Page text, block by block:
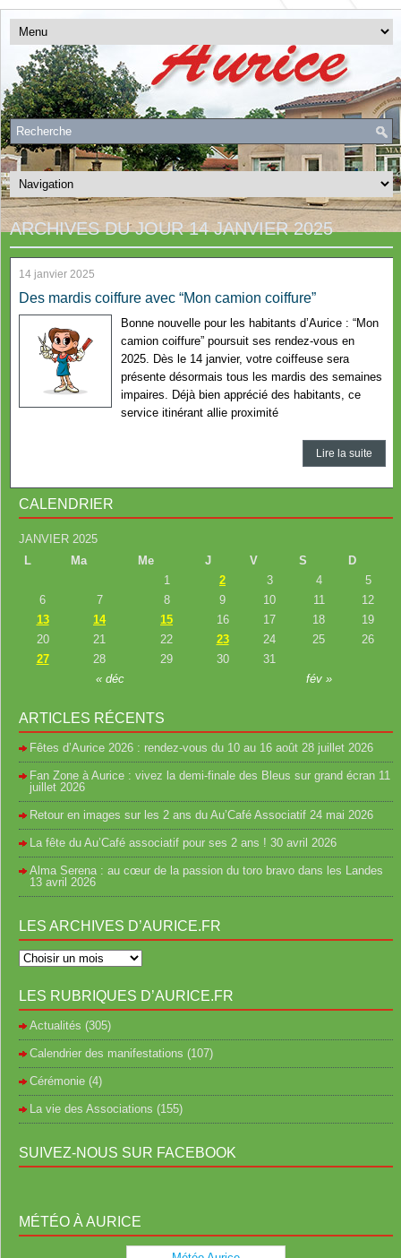
ARCHIVES DU JOUR14 JANVIER 2025
14 janvier 2025
Des mardis coiffure avec “Mon camion coiffure”
Bonne nouvelle pour les habitants d’Aurice : “Mon
camion coiffure” poursuit ses rendez-vous en
2025. Dès le 14 janvier, votre coiffeuse sera
présente désormais tous les mardis des semaines
impaires. Déjà bien apprécié des habitants, ce
service itinérant allie proximité
Lire la suite
CALENDRIER
JANVIER 2025
L
Ma Me J V S D
« déc fév »
1 2 3 4
5
6
7 8 9 10 11
12
13
14 15 16 17 18
19
20
21 22 23 24 25
26
27
28 29 30 31
ARTICLES RÉCENTS
Fêtes d’Aurice 2026 : rendez-vous du 10 au 16 août 28 juillet 2026
Fan Zone à Aurice : vivez la demi-finale des Bleus sur grand écran 11
juillet 2026
Retour en images sur les 2 ans du Au’Café Associatif 24 mai 2026
La fête du Au’Café associatif pour ses 2 ans ! 30 avril 2026
Alma Serena : au cœur de la passion du toro bravo dans les Landes
13 avril 2026
LES ARCHIVES D’AURICE.FR
LES RUBRIQUES D’AURICE.FR
Actualités (305)
Calendrier des manifestations (107)
Cérémonie (4)
La vie des Associations (155)
SUIVEZ-NOUS SUR FACEBOOK
MÉTÉO À AURICE